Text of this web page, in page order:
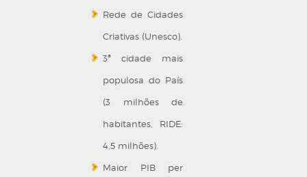
Rede de Cidades
Criativas (Unesco).
3ª cidade mais
populosa do País
(3 milhões de
habitantes, RIDE:
4,5 milhões).
Maior PIB per